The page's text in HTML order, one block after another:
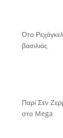
Ότο
βασιλιάς
Παρί Σεν
στο Mega